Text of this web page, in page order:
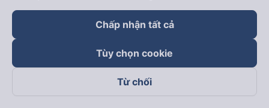
Xem tất cả tuyến đường
Chấp nhận tất cả
Tùy chọn cookie
Từ chối